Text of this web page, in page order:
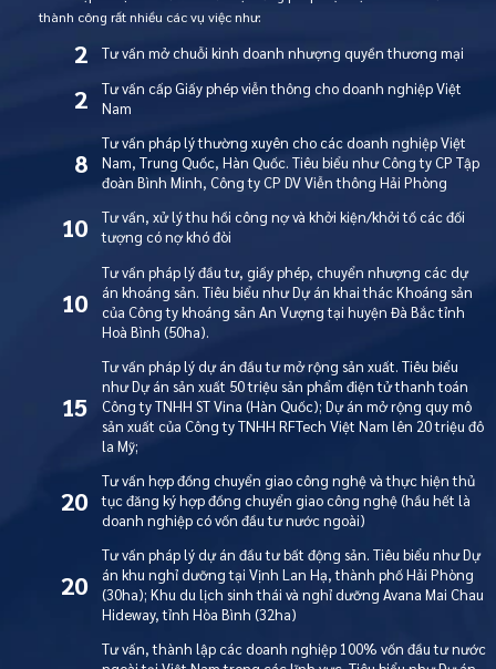
thành công rất nhiều các vụ việc như:
2 Tư vấn mở chuỗi kinh doanh nhượng quyền thương mại
2
Tư vấn cấp Giấy phép viễn thông cho doanh nghiệp Việt
Nam
8
Tư vấn pháp lý thường xuyên cho các doanh nghiệp Việt
Nam, Trung Quốc, Hàn Quốc. Tiêu biểu như Công ty CP Tập
đoàn Bình Minh, Công ty CP DV Viễn thông Hải Phòng
10
Tư vấn, xử lý thu hồi công nợ và khởi kiện/khởi tố các đối
tượng có nợ khó đòi
10
Tư vấn pháp lý đầu tư, giấy phép, chuyển nhượng các dự
án khoáng sản. Tiêu biểu như Dự án khai thác Khoáng sản
của Công ty khoáng sản An Vượng tại huyện Đà Bắc tỉnh
Hoà Bình (50ha).
15
Tư vấn pháp lý dự án đầu tư mở rộng sản xuất. Tiêu biểu
như Dự án sản xuất 50 triệu sản phẩm điện tử thanh toán
Công ty TNHH ST Vina (Hàn Quốc); Dự án mở rộng quy mô
sản xuất của Công ty TNHH RFTech Việt Nam lên 20 triệu đô
la Mỹ;
20
Tư vấn hợp đồng chuyển giao công nghệ và thực hiện thủ
tục đăng ký hợp đồng chuyển giao công nghệ (hầu hết là
doanh nghiệp có vốn đầu tư nước ngoài)
20
Tư vấn pháp lý dự án đầu tư bất động sản. Tiêu biểu như Dự
án khu nghỉ dưỡng tại Vịnh Lan Hạ, thành phố Hải Phòng
(30ha); Khu du lịch sinh thái và nghỉ dưỡng Avana Mai Chau
Hideway, tỉnh Hòa Bình (32ha)
Tư vấn, thành lập các doanh nghiệp 100% vốn đầu tư nước